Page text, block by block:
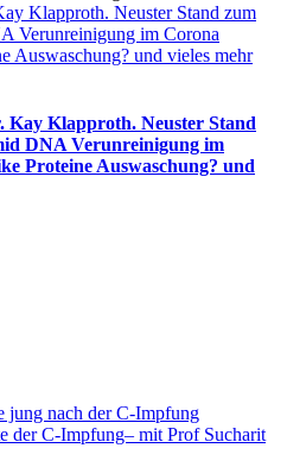
Klapproth. Neuster Stand zum
Verunreinigung im Corona
Auswaschung? und vieles mehr
Kay Klapproth. Neuster Stand
DNA Verunreinigung im
Proteine Auswaschung? und
jung nach der C-Impfung
der C-Impfung– mit Prof Sucharit